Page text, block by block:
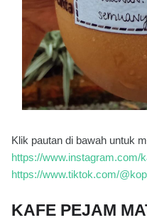
Klik pautan di bawah untuk
https://www.instagram.com/
https://www.tiktok.com/
KAFE PEJAM